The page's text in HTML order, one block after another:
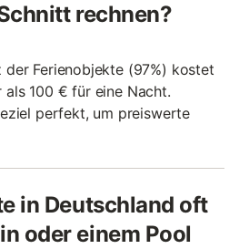
rechnen?
Ferienobjekte (97%) kostet
100 € für eine Nacht.
perfekt, um preiswerte
in Deutschland oft
oder einem Pool